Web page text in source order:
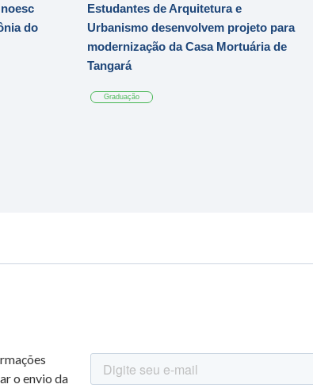
do
Estudantes de Arquitetura e
Urbanismo desenvolvem projeto para
modernização da Casa Mortuária de
Tangará
Graduação
o envio da